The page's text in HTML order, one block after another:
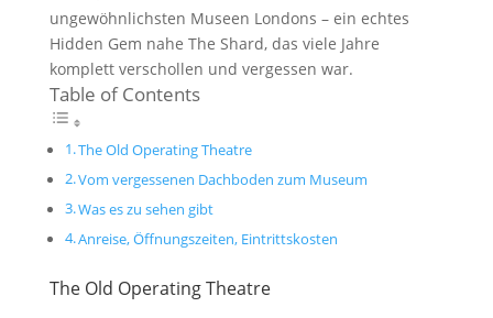
ungewöhnlichsten Museen Londons – ein echtes
Hidden Gem nahe The Shard, das viele Jahre
komplett verschollen und vergessen war.
Table of Contents
The Old Operating Theatre
Vom vergessenen Dachboden zum Museum
Was es zu sehen gibt
Anreise, Öffnungszeiten, Eintrittskosten
The Old Operating Theatre